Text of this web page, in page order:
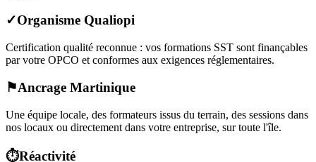
✓Organisme Qualiopi
Certification qualité reconnue : vos formations SST sont finançables
par votre OPCO et conformes aux exigences réglementaires.
⚑Ancrage Martinique
Une équipe locale, des formateurs issus du terrain, des sessions dans
nos locaux ou directement dans votre entreprise, sur toute l'île.
⏱Réactivité